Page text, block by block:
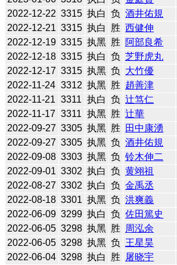
2022-12-22 3315 执白 负 酒井佑規
2022-12-21 3315 执白 胜 西健伸
2022-12-19 3315 执黑 胜 阿部良希
2022-12-18 3315 执白 负 芝野虎丸
2022-12-17 3315 执黑 负 大竹優
2022-11-24 3312 执黑 胜 趙善津
2022-11-21 3311 执白 负 辻笃仁
2022-11-17 3311 执黑 胜 辻華
2022-09-27 3305 执黑 胜 田中康湧
2022-09-27 3305 执黑 负 酒井佑規
2022-09-08 3303 执黑 负 铃木伸二
2022-09-01 3302 执白 负 黄翊祖
2022-08-27 3302 执白 负 金禹丞
2022-08-18 3301 执黑 负 洪爽義
2022-06-09 3299 执白 负 佐田篤史
2022-06-05 3298 执黑 胜 周泓余
2022-06-05 3298 执黑 负 王星昊
2022-06-04 3298 执白 胜 屠晓宇